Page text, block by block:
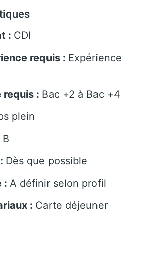
: CDI
requis : Expérience
requis : Bac +2 à Bac +4
plein
B
Dès que possible
: A définir selon profil
: Carte déjeuner